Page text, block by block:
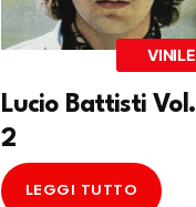
VINILE
Lucio Battisti Vol.
2
LEGGI TUTTO